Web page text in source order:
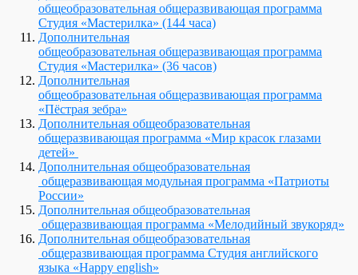
общеобразовательная общеразвивающая программа
Студия «Мастерилка» (144 часа)
Дополнительная
общеобразовательная общеразвивающая программа
Студия «Мастерилка» (36 часов)
Дополнительная
общеобразовательная общеразвивающая программа
«Пёстрая зебра»
Дополнительная общеобразовательная
общеразвивающая программа «Мир красок глазами
детей»
Дополнительная общеобразовательная
общеразвивающая модульная программа «Патриоты
России»
Дополнительная общеобразовательная
общеразвивающая программа «Мелодийный звукоряд»
Дополнительная общеобразовательная
общеразвивающая программа Студия английского
языка «Happy english»